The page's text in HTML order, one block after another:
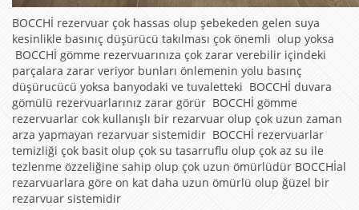
BOCCHİ rezervuar çok hassas olup şebekeden gelen suya
kesinlikle basınıç düşürücü takılması çok önemli olup yoksa
BOCCHİ gömme rezervuarınıza çok zarar verebilir içindeki
parçalara zarar veriyor bunları önlemenin yolu basınç
düşürucücü yoksa banyodaki ve tuvaletteki BOCCHİ duvara
gömülü rezervuarlarınız zarar görür BOCCHİ gömme
rezervuarlar cok kullanışlı bir rezarvuar olup çok uzun zaman
arza yapmayan rezarvuar sistemidir BOCCHİ rezervuarlar
temizliği çok basit olup çok su tasarruflu olup çok az su ile
tezlenme özzeliğine sahip olup çok uzun ömürlüdür BOCCHİal
rezarvuarlara göre on kat daha uzun ömürlü olup ğüzel bir
rezarvuar sistemidir